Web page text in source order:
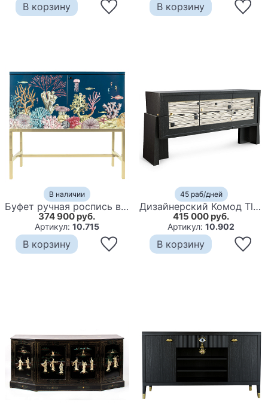
В корзину В корзину
В наличии
Буфет ручная роспись в морском стиле Cabinet Fondo Marino
374 900 руб.
Артикул: 10.715
В корзину
45 раб/дней
Дизайнерский Комод Tlaloc
415 000 руб.
Артикул:10.902
В корзину